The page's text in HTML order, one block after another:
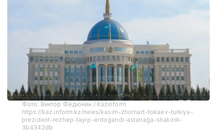
Фото: Виктор Федюнин / Kazinform
https://kaz.inform.kz/news/kasim-zhomart-tokaev-turkiya-
prezident-rezhep-tayip-erdogandi-astanaga-shakirdi-
3b4342db